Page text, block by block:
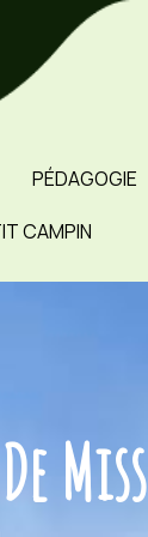
PÉDAGOGIE
CAMPIN
Miss